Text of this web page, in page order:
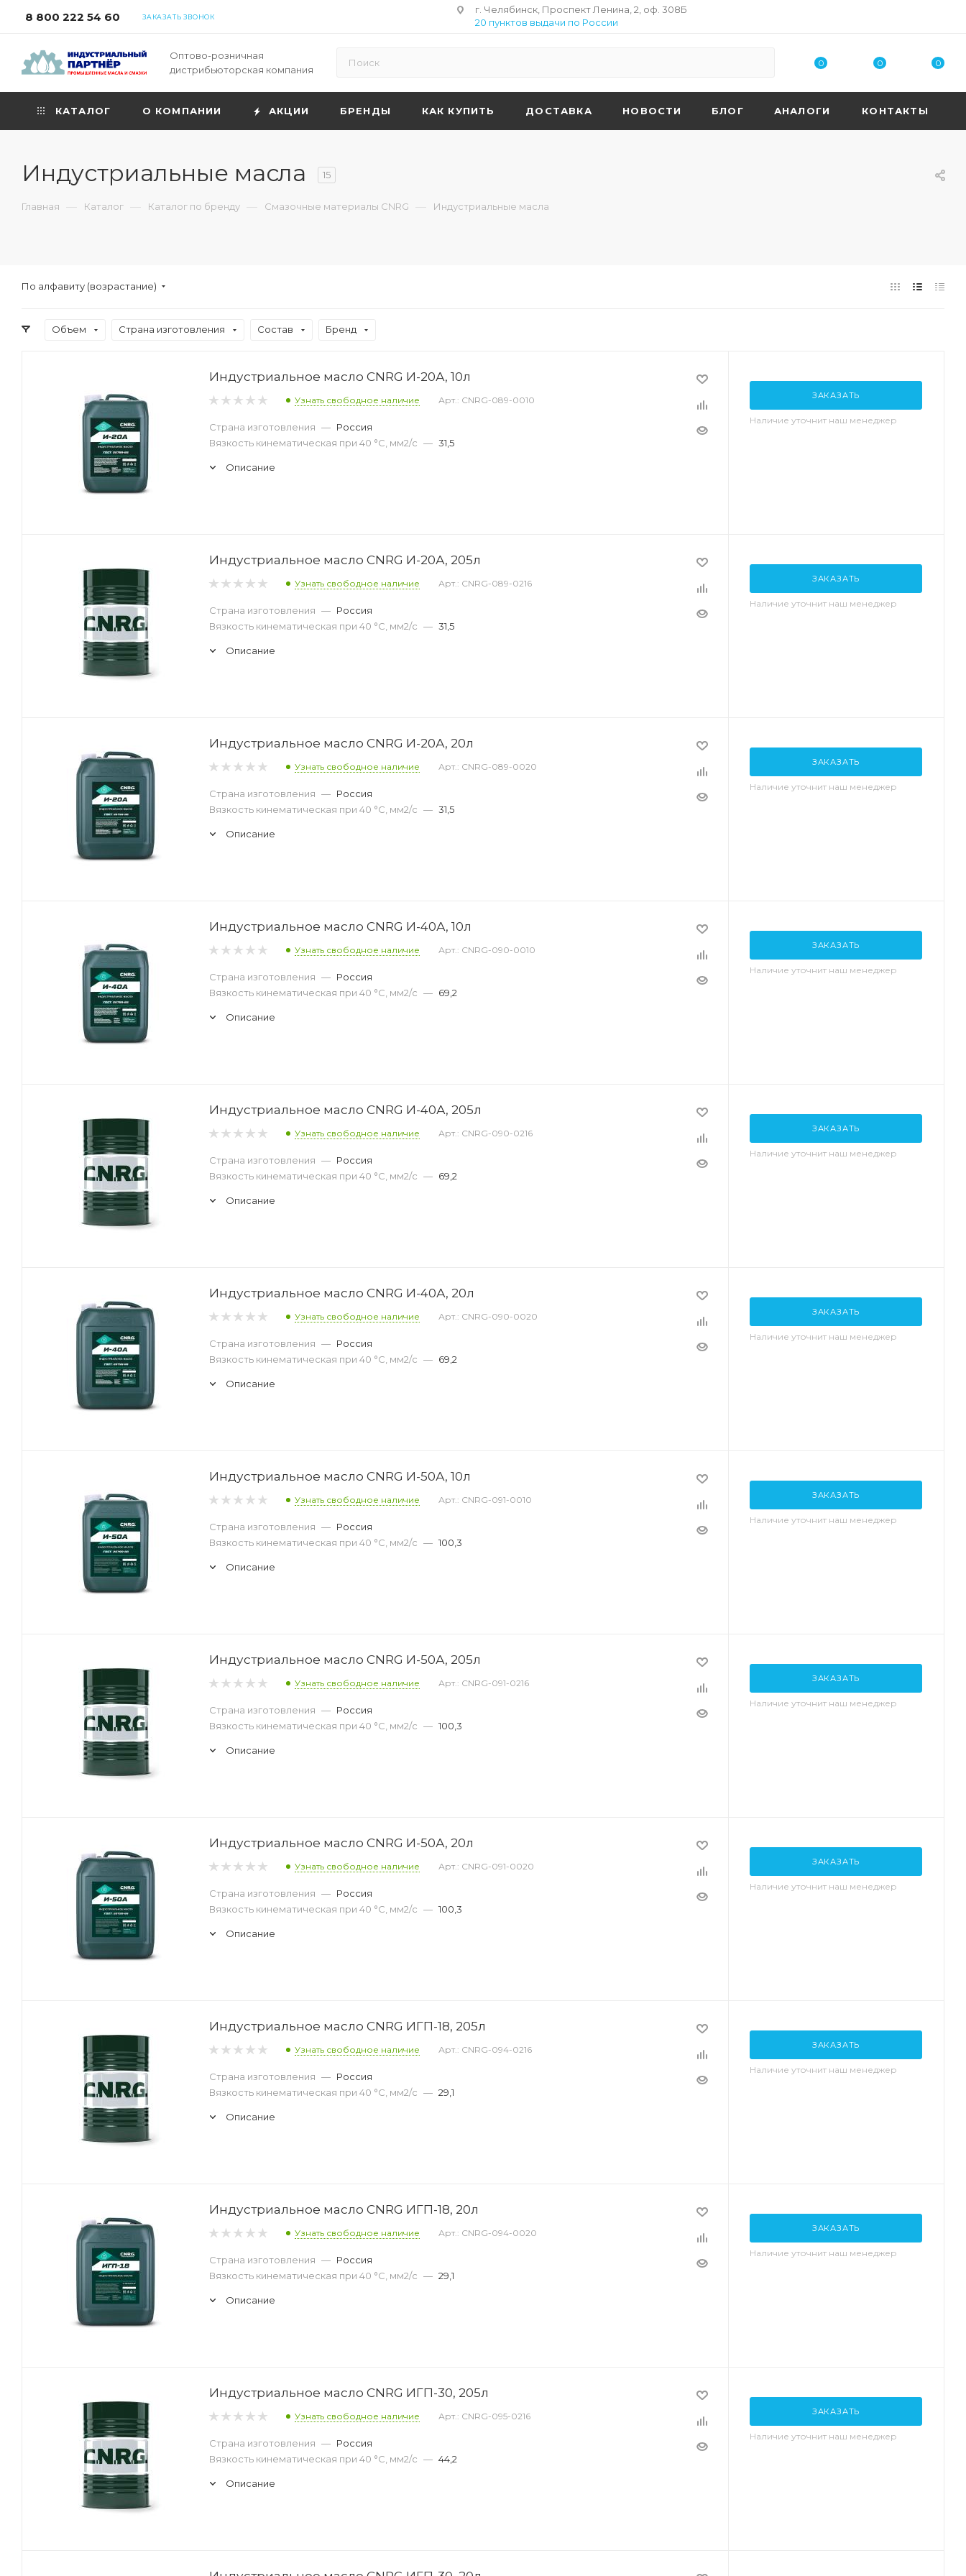
8 800 222 54 60 ЗАКАЗАТЬ ЗВОНОК
г. Челябинск, Проспект Ленина, 2, оф. 308Б
20 пунктов выдачи по России
Оптово-розничная
дистрибьюторская компания
0 0 0
КАТАЛОГ О КОМПАНИИ АКЦИИ БРЕНДЫ КАК КУПИТЬ ДОСТАВКА НОВОСТИ БЛОГ АНАЛОГИ КОНТАКТЫ
Индустриальные масла 15
Главная — Каталог — Каталог по бренду — Смазочные материалы CNRG — Индустриальные масла
По алфавиту (возрастание)
Объем Страна изготовления Состав Бренд
Индустриальное масло CNRG И-20А, 10л
Узнать свободное наличие Арт.: CNRG-089-0010
Страна изготовления — Россия
Вязкость кинематическая при 40 °С, мм2/с — 31,5
Описание
ЗАКАЗАТЬ
Наличие уточнит наш менеджер
Индустриальное масло CNRG И-20А, 205л
Узнать свободное наличие Арт.: CNRG-089-0216
Страна изготовления — Россия
Вязкость кинематическая при 40 °С, мм2/с — 31,5
Описание
ЗАКАЗАТЬ
Наличие уточнит наш менеджер
Индустриальное масло CNRG И-20А, 20л
Узнать свободное наличие Арт.: CNRG-089-0020
Страна изготовления — Россия
Вязкость кинематическая при 40 °С, мм2/с — 31,5
Описание
ЗАКАЗАТЬ
Наличие уточнит наш менеджер
Индустриальное масло CNRG И-40А, 10л
Узнать свободное наличие Арт.: CNRG-090-0010
Страна изготовления — Россия
Вязкость кинематическая при 40 °С, мм2/с — 69,2
Описание
ЗАКАЗАТЬ
Наличие уточнит наш менеджер
Индустриальное масло CNRG И-40А, 205л
Узнать свободное наличие Арт.: CNRG-090-0216
Страна изготовления — Россия
Вязкость кинематическая при 40 °С, мм2/с — 69,2
Описание
ЗАКАЗАТЬ
Наличие уточнит наш менеджер
Индустриальное масло CNRG И-40А, 20л
Узнать свободное наличие Арт.: CNRG-090-0020
Страна изготовления — Россия
Вязкость кинематическая при 40 °С, мм2/с — 69,2
Описание
ЗАКАЗАТЬ
Наличие уточнит наш менеджер
Индустриальное масло CNRG И-50А, 10л
Узнать свободное наличие Арт.: CNRG-091-0010
Страна изготовления — Россия
Вязкость кинематическая при 40 °С, мм2/с — 100,3
Описание
ЗАКАЗАТЬ
Наличие уточнит наш менеджер
Индустриальное масло CNRG И-50А, 205л
Узнать свободное наличие Арт.: CNRG-091-0216
Страна изготовления — Россия
Вязкость кинематическая при 40 °С, мм2/с — 100,3
Описание
ЗАКАЗАТЬ
Наличие уточнит наш менеджер
Индустриальное масло CNRG И-50А, 20л
Узнать свободное наличие Арт.: CNRG-091-0020
Страна изготовления — Россия
Вязкость кинематическая при 40 °С, мм2/с — 100,3
Описание
ЗАКАЗАТЬ
Наличие уточнит наш менеджер
Индустриальное масло CNRG ИГП-18, 205л
Узнать свободное наличие Арт.: CNRG-094-0216
Страна изготовления — Россия
Вязкость кинематическая при 40 °С, мм2/с — 29,1
Описание
ЗАКАЗАТЬ
Наличие уточнит наш менеджер
Индустриальное масло CNRG ИГП-18, 20л
Узнать свободное наличие Арт.: CNRG-094-0020
Страна изготовления — Россия
Вязкость кинематическая при 40 °С, мм2/с — 29,1
Описание
ЗАКАЗАТЬ
Наличие уточнит наш менеджер
Индустриальное масло CNRG ИГП-30, 205л
Узнать свободное наличие Арт.: CNRG-095-0216
Страна изготовления — Россия
Вязкость кинематическая при 40 °С, мм2/с — 44,2
Описание
ЗАКАЗАТЬ
Наличие уточнит наш менеджер